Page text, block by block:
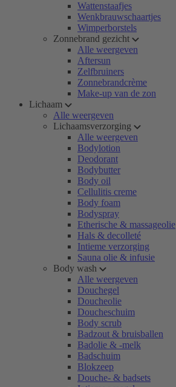
Wattenstaafjes
Wenkbrauwschaartjes
Wimperborstels
Zonnebrand gezicht
Alle weergeven
Aftersun
Zelfbruiners
Zonnebrandcrème
Make-up van de zon
Lichaam
Alle weergeven
Lichaamsverzorging
Alle weergeven
Bodylotion
Deodorant
Bodybutter
Body oil
Cellulitis creme
Body foam
Bodyspray
Etherische & massageolie
Hals & decolleté
Intieme verzorging
Sauna olie & infusie
Body wash
Alle weergeven
Douchegel
Doucheolie
Doucheschuim
Body scrub
Badzout & bruisballen
Badolie & -melk
Badschuim
Blokzeep
Douche- & badsets